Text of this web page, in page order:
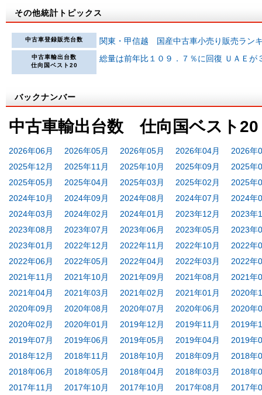
その他統計トピックス
中古車登録販売台数 関東・甲信越 国産中古車小売り販売ラン
中古車輸出台数
仕向国ベスト20
総量は前年比１０９．７％に回復 ＵＡＥ
バックナンバー
中古車輸出台数 仕向国ベスト20
2026年06月 2026年05月 2026年05月 2026年04月
2026年
2025年12月
2025年11月 2025年10月 2025年09月
2025年
2025年05月
2025年04月 2025年03月 2025年02月
2025年
2024年10月
2024年09月 2024年08月 2024年07月
2024年
2024年03月
2024年02月 2024年01月 2023年12月
2023年
2023年08月
2023年07月 2023年06月 2023年05月
2023年
2023年01月
2022年12月 2022年11月 2022年10月
2022年
2022年06月
2022年05月 2022年04月 2022年03月
2022年
2021年11月
2021年10月 2021年09月 2021年08月
2021年
2021年04月
2021年03月 2021年02月 2021年01月
2020年
2020年09月
2020年08月 2020年07月 2020年06月
2020年
2020年02月
2020年01月 2019年12月 2019年11月
2019年
2019年07月
2019年06月 2019年05月 2019年04月
2019年
2018年12月
2018年11月 2018年10月 2018年09月
2018年
2018年06月
2018年05月 2018年04月 2018年03月
2018年
2017年11月
2017年10月 2017年10月 2017年08月
2017年